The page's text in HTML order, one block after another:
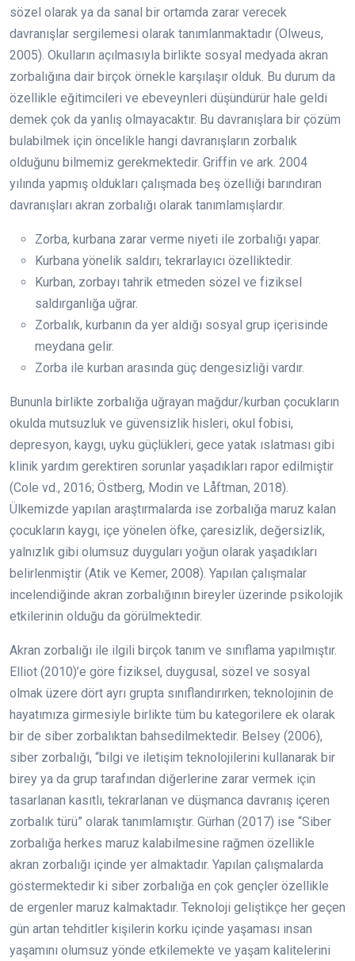
sözel olarak ya da sanal bir ortamda zarar verecek
davranışlar sergilemesi olarak tanımlanmaktadır (Olweus,
2005). Okulların açılmasıyla birlikte sosyal medyada akran
zorbalığına dair birçok örnekle karşılaşır olduk. Bu durum da
özellikle eğitimcileri ve ebeveynleri düşündürür hale geldi
demek çok da yanlış olmayacaktır. Bu davranışlara bir çözüm
bulabilmek için öncelikle hangi davranışların zorbalık
olduğunu bilmemiz gerekmektedir. Griffin ve ark. 2004
yılında yapmış oldukları çalışmada beş özelliği barındıran
davranışları akran zorbalığı olarak tanımlamışlardır.
Zorba, kurbana zarar verme niyeti ile zorbalığı yapar.
Kurbana yönelik saldırı, tekrarlayıcı özelliktedir.
Kurban, zorbayı tahrik etmeden sözel ve fiziksel
saldırganlığa uğrar.
Zorbalık, kurbanın da yer aldığı sosyal grup içerisinde
meydana gelir.
Zorba ile kurban arasında güç dengesizliği vardır.
Bununla birlikte zorbalığa uğrayan mağdur/kurban çocukların
okulda mutsuzluk ve güvensizlik hisleri, okul fobisi,
depresyon, kaygı, uyku güçlükleri, gece yatak ıslatması gibi
klinik yardım gerektiren sorunlar yaşadıkları rapor edilmiştir
(Cole vd., 2016; Östberg, Modin ve Låftman, 2018).
Ülkemizde yapılan araştırmalarda ise zorbalığa maruz kalan
çocukların kaygı, içe yönelen öfke, çaresizlik, değersizlik,
yalnızlık gibi olumsuz duyguları yoğun olarak yaşadıkları
belirlenmiştir (Atik ve Kemer, 2008). Yapılan çalışmalar
incelendiğinde akran zorbalığının bireyler üzerinde psikolojik
etkilerinin olduğu da görülmektedir.
Akran zorbalığı ile ilgili birçok tanım ve sınıflama yapılmıştır.
Elliot (2010)’e göre fiziksel, duygusal, sözel ve sosyal
olmak üzere dört ayrı grupta sınıflandırırken; teknolojinin de
hayatımıza girmesiyle birlikte tüm bu kategorilere ek olarak
bir de siber zorbalıktan bahsedilmektedir. Belsey (2006),
siber zorbalığı, “bilgi ve iletişim teknolojilerini kullanarak bir
birey ya da grup tarafından diğerlerine zarar vermek için
tasarlanan kasıtlı, tekrarlanan ve düşmanca davranış içeren
zorbalık türü” olarak tanımlamıştır. Gürhan (2017) ise “Siber
zorbalığa herkes maruz kalabilmesine rağmen özellikle
akran zorbalığı içinde yer almaktadır. Yapılan çalışmalarda
göstermektedir ki siber zorbalığa en çok gençler özellikle
de ergenler maruz kalmaktadır. Teknoloji geliştikçe her geçen
gün artan tehditler kişilerin korku içinde yaşaması insan
yaşamını olumsuz yönde etkilemekte ve yaşam kalitelerini